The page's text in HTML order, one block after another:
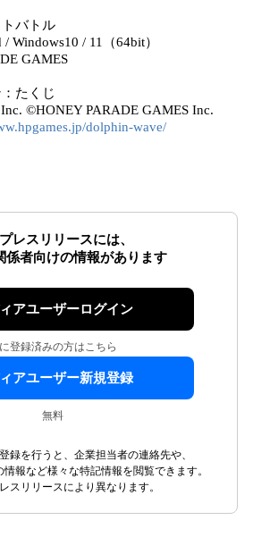
バトル
Windows10 / 11（64bit）
GAMES
たくじ
©HONEY PARADE GAMES Inc.
dolphin-wave/
レスリリースには、
係者向けの情報があります
アユーザーログイン
登録済みの方はこちら
アユーザー新規登録
無料
録を行うと、企業担当者の連絡先や、
報など様々な特記情報を閲覧できます。
スリリースにより異なります。